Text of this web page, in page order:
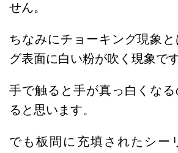
せん。
ちなみにチョーキング現象
グ表面に白い粉が吹く現象です
手で触ると手が真っ白くなる
ると思います。
でも板間に充填されたシー